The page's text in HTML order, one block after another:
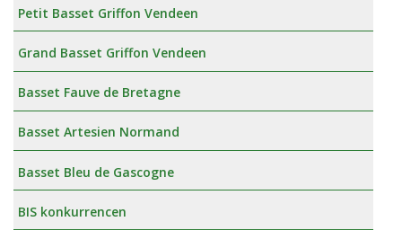
Petit Basset Griffon Vendeen
Grand Basset Griffon Vendeen
Basset Fauve de Bretagne
Basset Artesien Normand
Basset Bleu de Gascogne
BIS konkurrencen